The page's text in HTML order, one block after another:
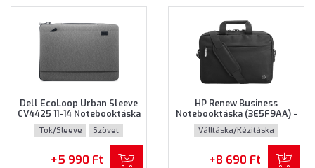
Dell EcoLoop Urban Sleeve
CV4425 11-14 Notebooktáska
(460-BDWQ) - Maximum 14"
méretű notebookokhoz,
Szürke színben
Tok/Sleeve Szövet
+5 990 Ft
HP Renew Business
Notebooktáska (3E5F9AA) -
Maximum 14.0" méretű
notebookokhoz - Fekete
színben
Válltáska/Kézitáska
Újrahasznosított műanyag
+8 690 Ft